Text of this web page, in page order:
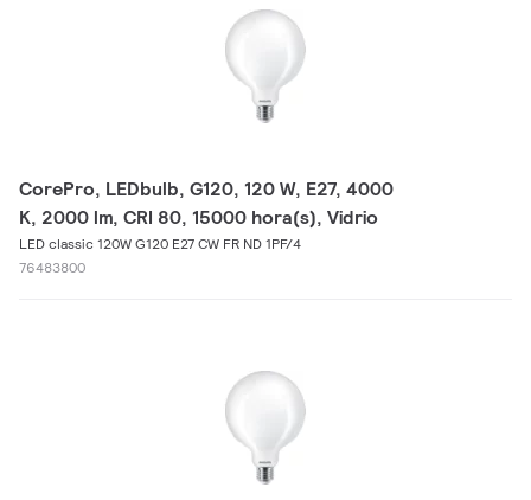
CorePro, LEDbulb, G120, 120 W, E27, 4000
K, 2000 lm, CRI 80, 15000 hora(s), Vidrio
LED classic 120W G120 E27 CW FR ND 1PF/4
76483800